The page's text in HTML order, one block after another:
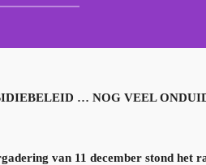
… NOG VEEL
van 11 december stond het